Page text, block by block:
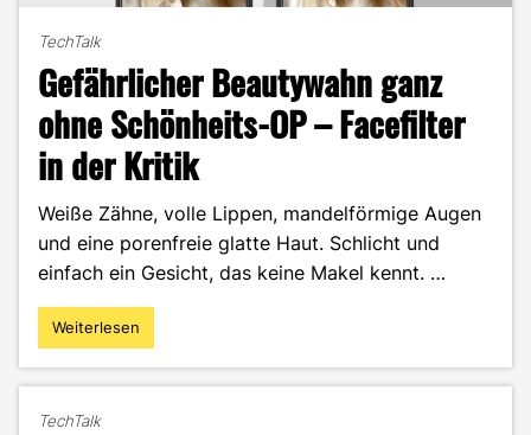
TechTalk
Gefährlicher Beautywahn ganz
ohne Schönheits-OP – Facefilter
in der Kritik
Weiße Zähne, volle Lippen, mandelförmige Augen
und eine porenfreie glatte Haut. Schlicht und
einfach ein Gesicht, das keine Makel kennt. …
"Gefährlicher
Beautywahn
Schönheits-
Weiterlesen
TechTalk